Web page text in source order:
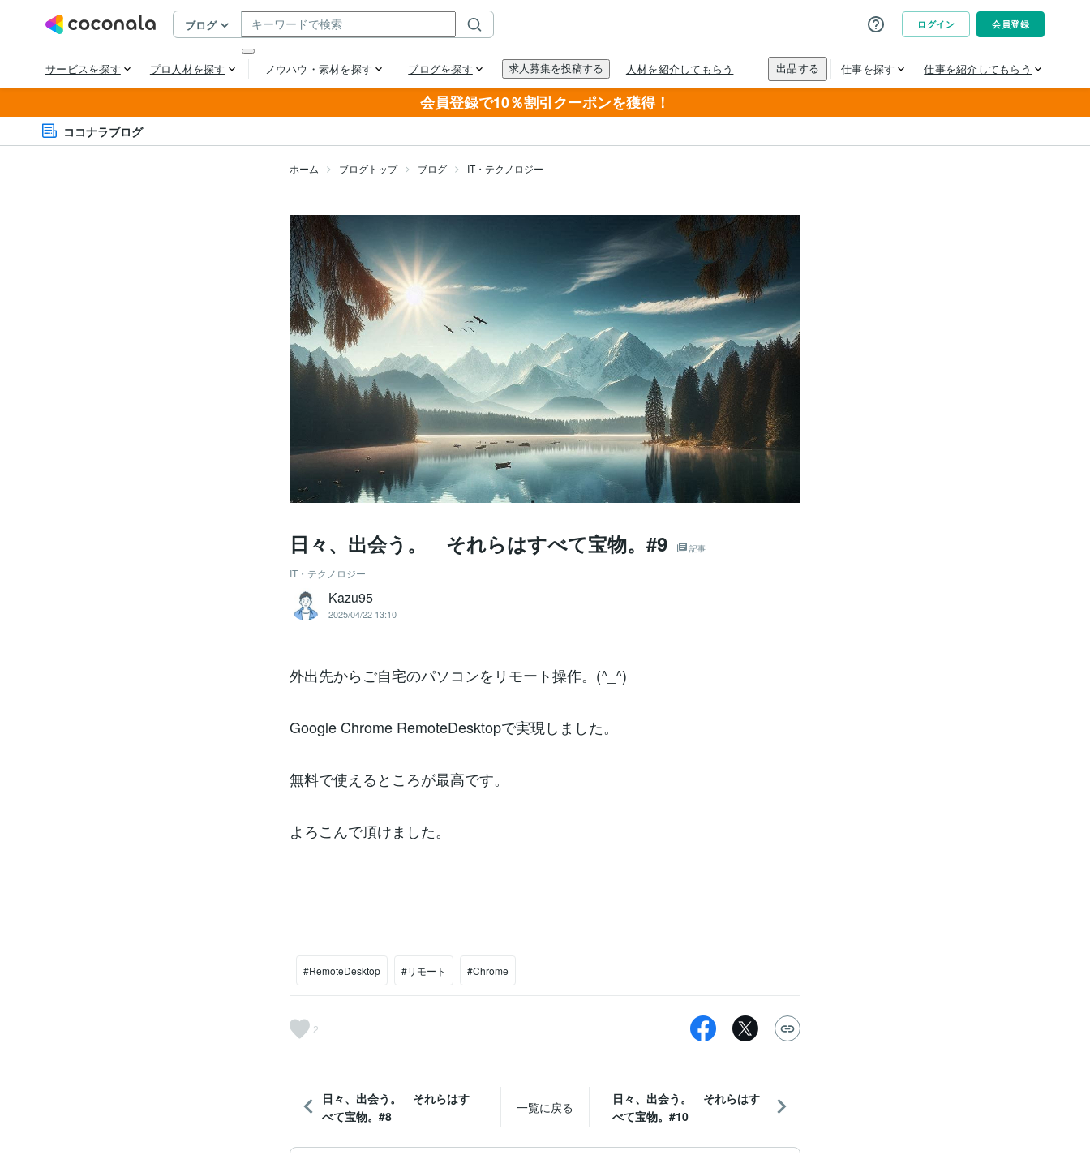
会員登録で10％割引クーポンを獲得！
ココナラブログ
ホーム ブログトップ ブログ IT・テクノロジー
日々、出会う。 それらはすべて宝物。#9 記事
IT・テクノロジー
Kazu95
2025/04/22 13:10
外出先からご自宅のパソコンをリモート操作。(^_^)
Google Chrome RemoteDesktopで実現しました。
無料で使えるところが最高です。
よろこんで頂けました。
#RemoteDesktop #リモート #Chrome
2
日々、出会う。 それらはす
べて宝物。#8
一覧に戻る
日々、出会う。 それらはす
べて宝物。#10